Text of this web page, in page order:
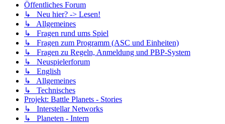
Öffentliches Forum
↳ Neu hier? -> Lesen!
↳ Allgemeines
↳ Fragen rund ums Spiel
↳ Fragen zum Programm (ASC und Einheiten)
↳ Fragen zu Regeln, Anmeldung und PBP-System
↳ Neuspielerforum
↳ English
↳ Allgemeines
↳ Technisches
Projekt: Battle Planets - Stories
↳ Interstellar Networks
↳ Planeten - Intern